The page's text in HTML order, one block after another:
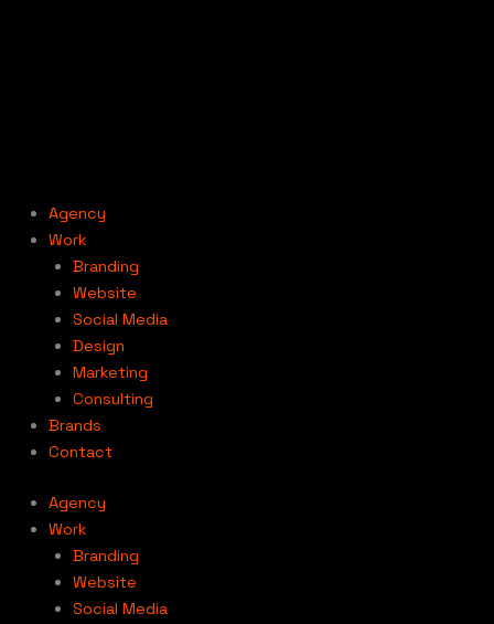
Agency
Work
Branding
Website
Social Media
Design
Marketing
Consulting
Brands
Contact
Agency
Work
Branding
Website
Social Media